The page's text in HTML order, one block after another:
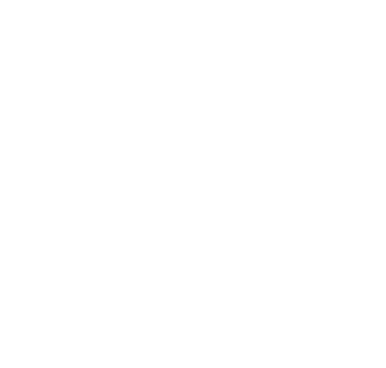
Arłamów, Augustów, Babice Stare, Bachanowo, Barczewo, Bardo,